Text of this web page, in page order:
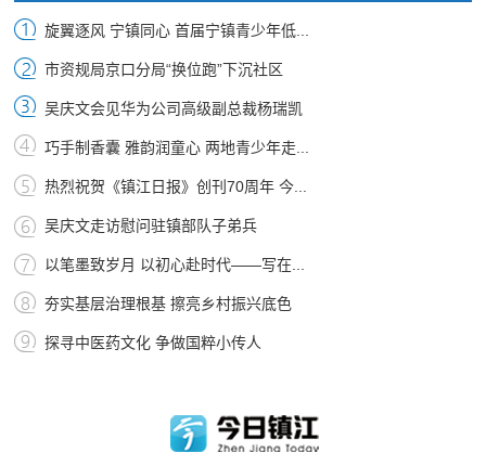
旋翼逐风 宁镇同心 首届宁镇青少年低...
市资规局京口分局“换位跑”下沉社区
吴庆文会见华为公司高级副总裁杨瑞凯
巧手制香囊 雅韵润童心 两地青少年走...
热烈祝贺《镇江日报》创刊70周年 今...
吴庆文走访慰问驻镇部队子弟兵
以笔墨致岁月 以初心赴时代——写在...
夯实基层治理根基 擦亮乡村振兴底色
探寻中医药文化 争做国粹小传人